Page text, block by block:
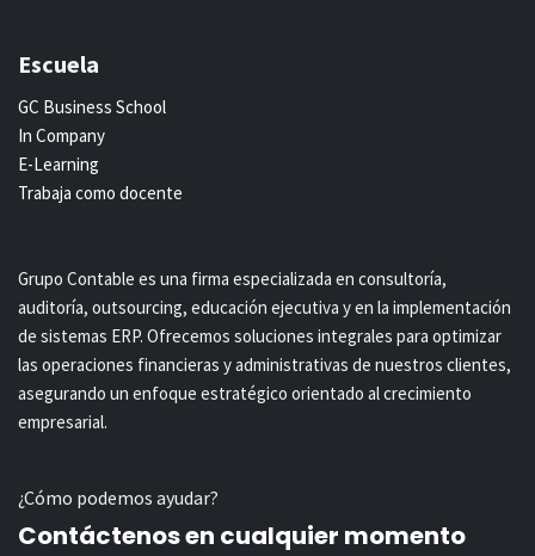
Escuela
GC Business School
In Company
E-Learning
Trabaja como docente
Grupo Contable es una firma especializada en consultoría,
auditoría, outsourcing, educación ejecutiva y en la implementación
de sistemas ERP. Ofrecemos soluciones integrales para optimizar
las operaciones financieras y administrativas de nuestros clientes,
asegurando un enfoque estratégico orientado al crecimiento
empresarial.
¿Cómo podemos ayudar?
Contáctenos en cualquier momento